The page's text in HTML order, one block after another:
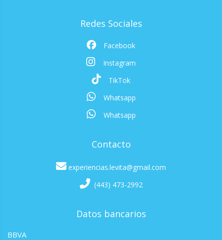
Redes Sociales
Facebook
Instagram
TikTok
Whatsapp
Whatsapp
Contacto
experiencias.levita@gmail.com
(443) 473-2992
Datos bancarios
BBVA